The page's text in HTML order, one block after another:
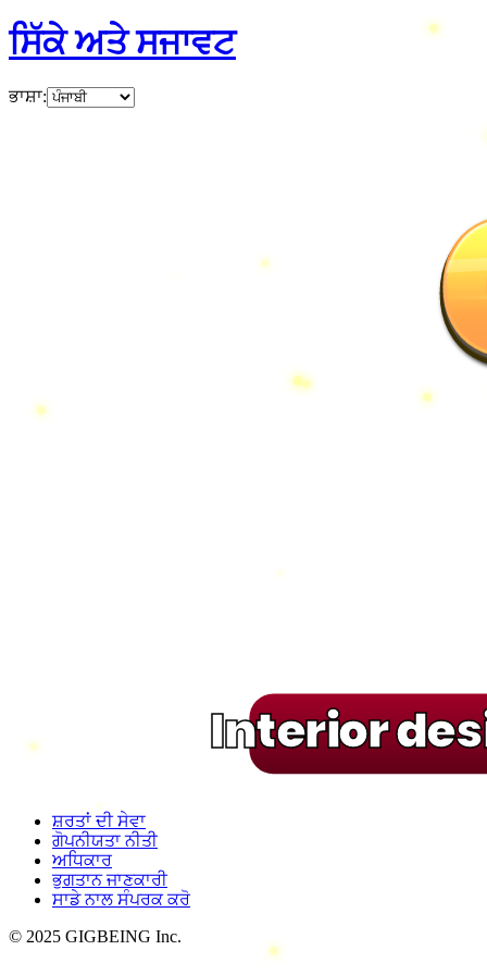
ਸਿੱਕੇ ਅਤੇ ਸਜਾਵਟ
ਭਾਸ਼ਾ:
Interior
ਸ਼ਰਤਾਂ ਦੀ ਸੇਵਾ
ਗੋਪਨੀਯਤਾ ਨੀਤੀ
ਅਧਿਕਾਰ
ਭੁਗਤਾਨ ਜਾਣਕਾਰੀ
ਸਾਡੇ ਨਾਲ ਸੰਪਰਕ ਕਰੋ
© 2025 GIGBEING Inc.